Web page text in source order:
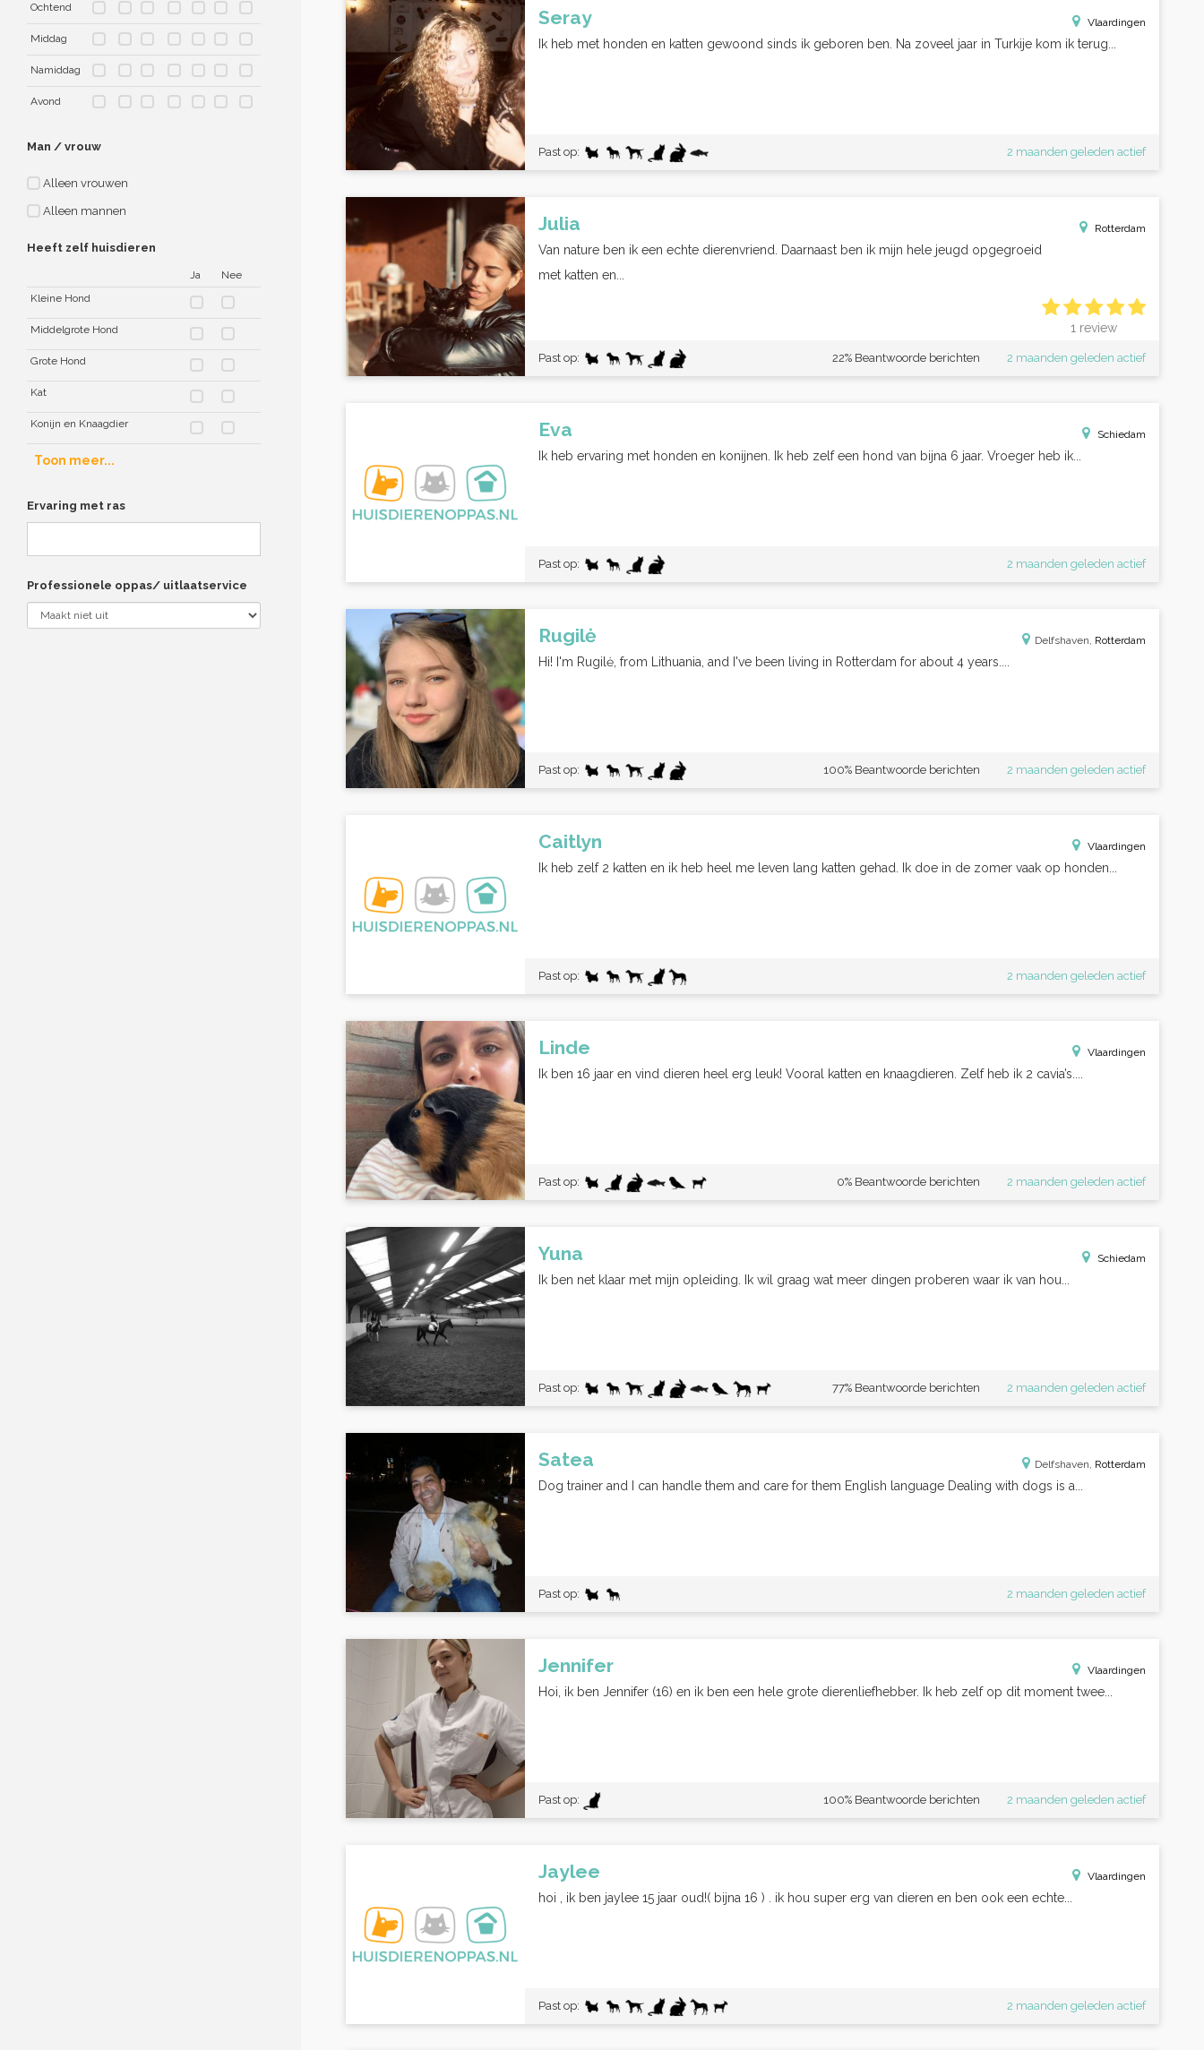
Ochtend
Middag
Namiddag
Avond
Man / vrouw
Alleen vrouwen
Alleen mannen
Heeft zelf huisdieren
Ja
Nee
Kleine Hond
Middelgrote Hond
Grote Hond
Kat
Konijn en Knaagdier
Toon meer...
Ervaring met ras
Professionele oppas/ uitlaatservice
Seray Vlaardingen
Ik heb met honden en katten gewoond sinds ik geboren ben. Na zoveel jaar in Turkije kom ik terug...
Past op: 2 maanden geleden actief
Julia Rotterdam
1 review
Van nature ben ik een echte dierenvriend. Daarnaast ben ik mijn hele jeugd opgegroeid
met katten en...
Past op: 2 maanden geleden actief
22% Beantwoorde berichten
Eva Schiedam
Ik heb ervaring met honden en konijnen. Ik heb zelf een hond van bijna 6 jaar. Vroeger heb ik...
Past op: 2 maanden geleden actief
Rugilė Delfshaven, Rotterdam
Hi! I'm Rugilė, from Lithuania, and I've been living in Rotterdam for about 4 years....
Past op: 2 maanden geleden actief
100% Beantwoorde berichten
Caitlyn Vlaardingen
Ik heb zelf 2 katten en ik heb heel me leven lang katten gehad. Ik doe in de zomer vaak op honden...
Past op: 2 maanden geleden actief
Linde Vlaardingen
Ik ben 16 jaar en vind dieren heel erg leuk! Vooral katten en knaagdieren. Zelf heb ik 2 cavia’s....
Past op: 2 maanden geleden actief
0% Beantwoorde berichten
Yuna Schiedam
Ik ben net klaar met mijn opleiding. Ik wil graag wat meer dingen proberen waar ik van hou...
Past op: 2 maanden geleden actief
77% Beantwoorde berichten
Satea Delfshaven, Rotterdam
Dog trainer and I can handle them and care for them English language Dealing with dogs is a...
Past op: 2 maanden geleden actief
Jennifer Vlaardingen
Hoi, ik ben Jennifer (16) en ik ben een hele grote dierenliefhebber. Ik heb zelf op dit moment twee...
Past op: 2 maanden geleden actief
100% Beantwoorde berichten
Jaylee Vlaardingen
hoi , ik ben jaylee 15 jaar oud!( bijna 16 ) . ik hou super erg van dieren en ben ook een echte...
Past op: 2 maanden geleden actief